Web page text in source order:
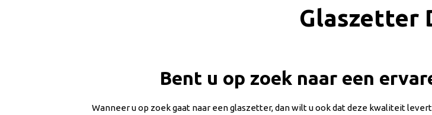
Glaszetter
Bent u op zoek naar een
Wanneer u op zoek gaat naar een glaszetter, dan wilt u ook dat deze kwaliteit